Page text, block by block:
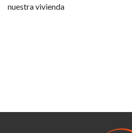
nuestra vivienda